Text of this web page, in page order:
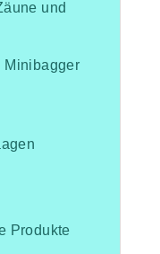
und
Minibagger
Produkte